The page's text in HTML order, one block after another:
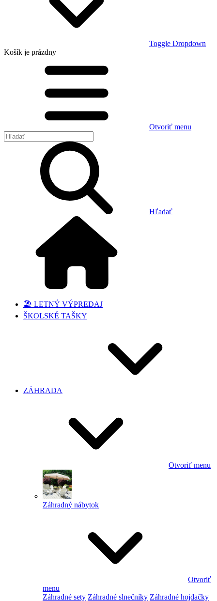
Toggle Dropdown
Košík je prázdny
Otvoriť menu
Hľadať
🏖️ LETNÝ VÝPREDAJ
ŠKOLSKÉ TAŠKY
ZÁHRADA
Otvoriť menu
Záhradný nábytok
Otvoriť
menu
Záhradné sety Záhradné slnečníky Záhradné hojdačky